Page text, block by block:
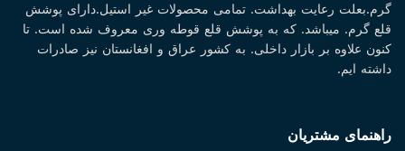
گرم.بعلت رعایت بهداشت. تمامی محصولات غیر استیل.دارای پوشش
قلع گرم. میباشد. که به پوشش قلع قوطه وری معروف شده است. تا
کنون علاوه بر بازار داخلی. به کشور عراق و افغانستان نیز صادرات
داشته ایم.
راهنمای مشتریان